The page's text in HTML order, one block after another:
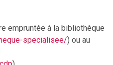
empruntée à la bibliothèque
specialisee/) ou au